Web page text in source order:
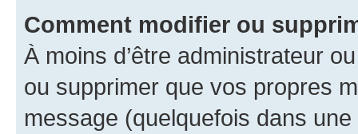
Comment modifier ou
À moins d’être administrateur
ou supprimer que vos propres
message (quelquefois dans